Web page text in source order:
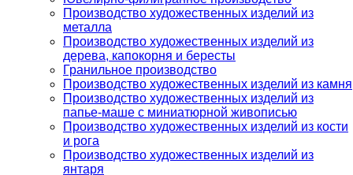
Производство художественных изделий из
металла
Производство художественных изделий из
дерева, капокорня и бересты
Гранильное производство
Производство художественных изделий из камня
Производство художественных изделий из
папье-маше с миниатюрной живописью
Производство художественных изделий из кости
и рога
Производство художественных изделий из
янтаря